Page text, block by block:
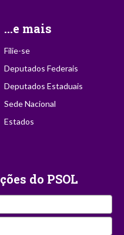
...e mais
Filie-se
Deputados Federais
Deputados Estaduais
Sede Nacional
Estados
do PSOL